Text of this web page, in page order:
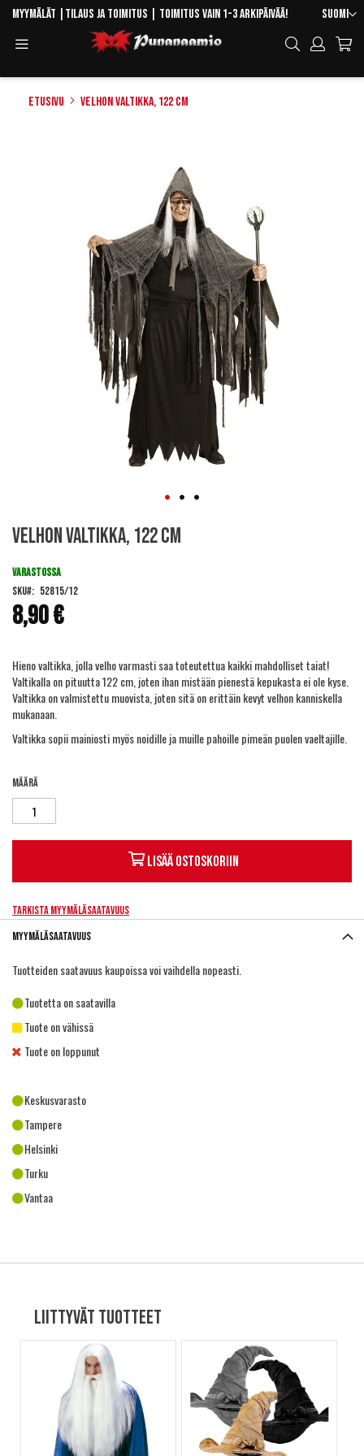
Skip
Content
Kieli
Suomi
Myymälät Tilaus ja toimitus | Toimitus vain 1-3 arkipäivää!
Hae
Etusivu Velhon valtikka, 122 cm
to
beginning
the
images
gallery
Velhon valtikka, 122 cm
8,90 €
VARASTOSSA
SKU
52815/12
Hieno valtikka, jolla velho varmasti saa toteutettua kaikki mahdolliset taiat!
Valtikalla on pituutta 122 cm, joten ihan mistään pienestä kepukasta ei ole kyse.
Valtikka on valmistettu muovista, joten sitä on erittäin kevyt velhon kanniskella
mukanaan.
Valtikka sopii mainiosti myös noidille ja muille pahoille pimeän puolen vaeltajille.
Määrä
Lisää ostoskoriin
Tarkista myymäläsaatavuus
Myymäläsaatavuus
Tuotteiden saatavuus kaupoissa voi vaihdella nopeasti.
Tuotetta on saatavilla
Tuote on vähissä
Tuote on loppunut
Keskusvarasto
Tampere
Helsinki
Turku
Vantaa
Liittyvät tuotteet